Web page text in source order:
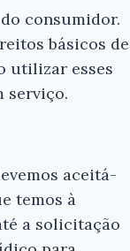
consumidor.
básicos de
utilizar esses
serviço.
aceitá-
temos à
a solicitação